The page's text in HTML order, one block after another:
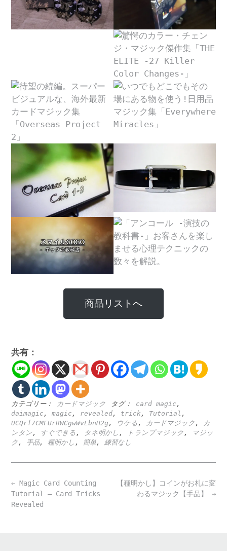
商品リストへ
共有：
カテゴリー： カードマジック タグ： card magic ,
daimagic , magic , revealed, trick , Tutorial ,
UCQrf7CMFUrRWCgwWvLbnH2g , ウケる , カードマジック ,
カ
ンタン, すぐできる , タネ明かし , トランプマジック ,
マジッ
ク , 手品, 種明かし , 簡単, 練習なし
Post
navigation
【種明かし】コインがお札に変
わるマジック【手品】 →
← Magic Card Counting
Tutorial – Card Tricks
Revealed